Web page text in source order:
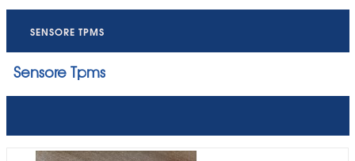
SENSORE TPMS
Sensore Tpms